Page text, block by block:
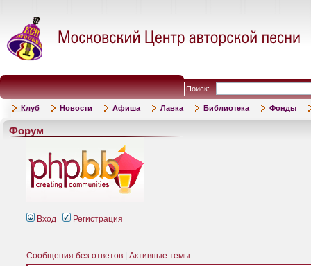
Поиск:
Клуб Новости Афиша Лавка Библиотека Фонды
Форум
Вход Регистрация
Сообщения без ответов Активные темы